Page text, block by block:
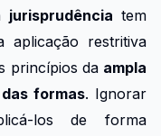
jurisprudência tem
aplicação restritiva
princípios da ampla
formas. Ignorar
los de forma